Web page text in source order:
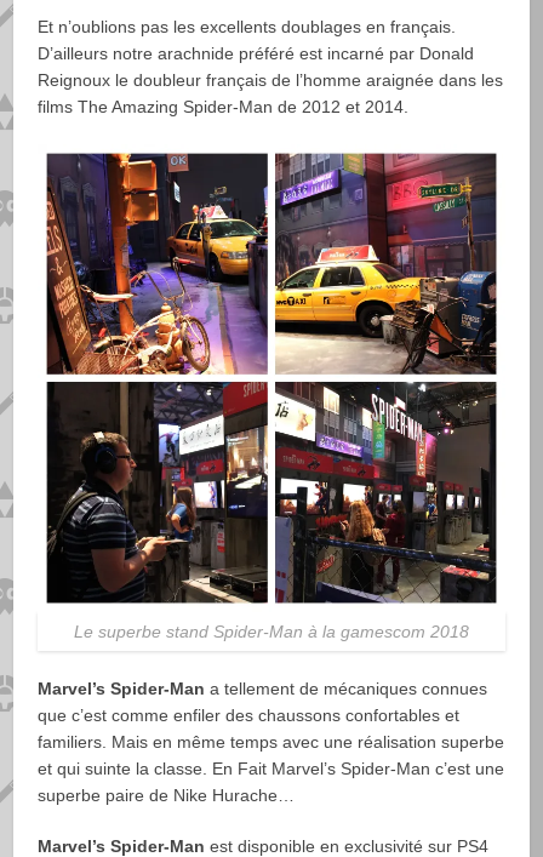
Et n’oublions pas les excellents doublages en français.
D’ailleurs notre arachnide préféré est incarné par Donald
Reignoux le doubleur français de l’homme araignée dans les
films The Amazing Spider-Man de 2012 et 2014.
Le superbe stand Spider-Man à la gamescom 2018
Marvel’s Spider-Man a tellement de mécaniques connues
que c’est comme enfiler des chaussons confortables et
familiers. Mais en même temps avec une réalisation superbe
et qui suinte la classe. En Fait Marvel’s Spider-Man c’est une
superbe paire de Nike Hurache…
Marvel’s Spider-Man est disponible en exclusivité sur PS4